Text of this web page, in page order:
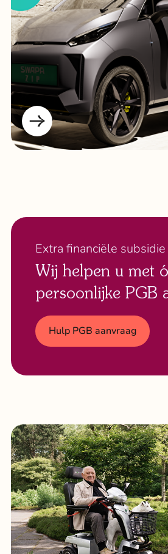
Extra financiële subsidie
Wij helpen u met
persoonlijke PGB
Hulp PGB aanvraag